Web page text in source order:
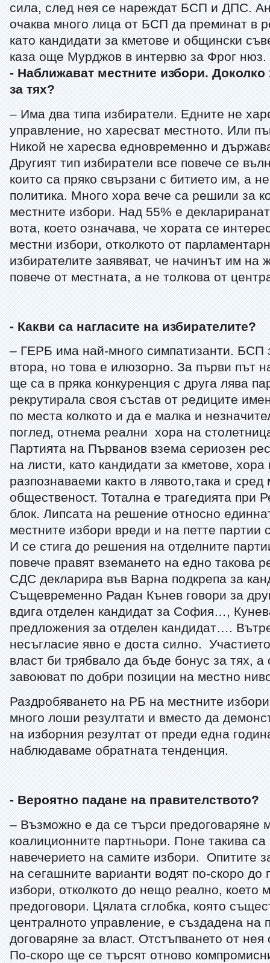
сила, след нея се нареждат БСП и ДПС.
очаква много лица от БСП да преминат в
като кандидати за кметове и общински
каза още Мурджов в интервю за Фрог нюз.
-Наближават местните избори. Доколко
за тях?
– Има два типа избиратели. Едните не
управление, но харесват местното. Или
Никой не харесва eдновременно и
Другият тип избиратели все повече се
които са пряко свързани с битието им, а не
политика. Много хора вече са решили за
местните избори. Над 55% е
вота, което означава, че хората се
местни избори, отколкото от
избирателите заявяват, че начинът им на
повече от местната, а не толкова от
- Какви са нагласите на избирателите?
– ГЕРБ има най-много симпатизанти. БСП
втора, но това е илюзорно. За първи път
ще са в пряка конкуренция с друга лява
рекрутирала своя състав от редиците
по места колкото и да е малка и
поглед, отнема реални хора на
Партията на Първанов взема сериозен
на листи, като кандидати за кметове, хора
разпознаваеми както в лявото,така и сред
общественост. Тотална е трагедията при
блок. Липсата на решение относно
местните избори вреди и на петте партии
И се стига до решения на отделните
повече правят вземането на едно такова
СДС декларира във Варна подкрепа за
Същевременно Радан Кънев говори за
вдига отделен кандидат за София…,
предложения за отделен кандидат….
несъгласие явно е доста силно.
власт би трябвало да бъде бонус за тях, а
завоюват по добри позиции на местно
Раздробяването на РБ на местните
много лоши резултати и вместо да
на изборния резултат от преди една
наблюдаваме обратната тенденция.
- Вероятно падане на правителството?
– Възможно е да се търси предоговаряне
коалиционните партньори. Поне такива са
навечерието на самите избори. Опитите
на сегашните варианти водят по-скоро до
избори, отколкото до нещо реално, което
предоговори. Цялата сглобка, която
централното управление, е създадена на
договаряне за власт. Отстъпването от
По-скоро ще се търсят отново